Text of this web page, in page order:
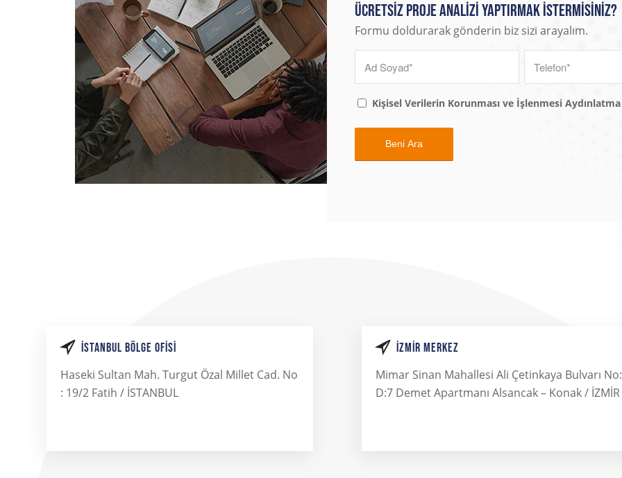
Ücretsiz Proje Analizi Yaptırmak İstermisiniz?
Formu doldurarak gönderin biz sizi arayalım.
Kişisel Verilerin Korunması ve İşlenmesi
İSTANBUL BÖLGE OFISI
Haseki Sultan Mah. Turgut Özal Millet Cad. No
: 19/2 Fatih / İSTANBUL
İZMIR MERKEZ
Mimar Sinan Mahallesi Ali Çetinkaya Bulvarı
D:7 Demet Apartmanı Alsancak – Konak / İZMİR